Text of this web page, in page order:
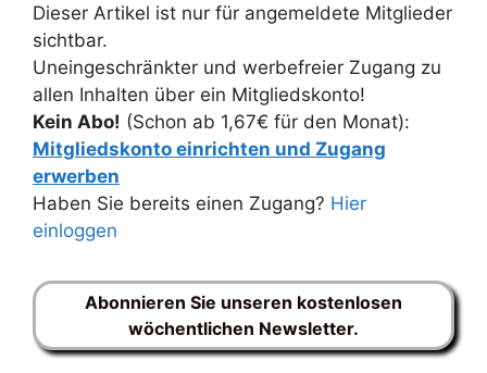
Dieser Artikel ist nur für angemeldete Mitglieder
sichtbar.
Uneingeschränkter und werbefreier Zugang zu
allen Inhalten über ein Mitgliedskonto!
Kein Abo! (Schon ab 1,67€ für den Monat):
Mitgliedskonto einrichten und Zugang
erwerben
Haben Sie bereits einen Zugang? Hier
einloggen
Abonnieren Sie unseren kostenlosen
wöchentlichen Newsletter.